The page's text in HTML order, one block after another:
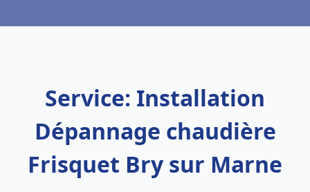
Service: Installation
Dépannage chaudière
Frisquet Bry sur Marne